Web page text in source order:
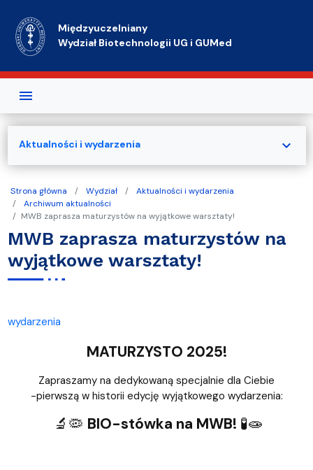
Międzyuczelniany
Wydział Biotechnologii UG i GUMed
Strona główna Wydział
Aktualności i wydarzenia
Archiwum aktualności
MWB zaprasza maturzystów na wyjątkowe warsztaty!
MWB zaprasza maturzystów na
wyjątkowe warsztaty!
wydarzenia
MATURZYSTO 2025!
Zapraszamy na dedykowaną specjalnie dla Ciebie
-pierwszą w historii edycję wyjątkowego wydarzenia:
🔬🦠 BIO-stówka na MWB! 🧪🧫
Aktualności i wydarzenia expand_more